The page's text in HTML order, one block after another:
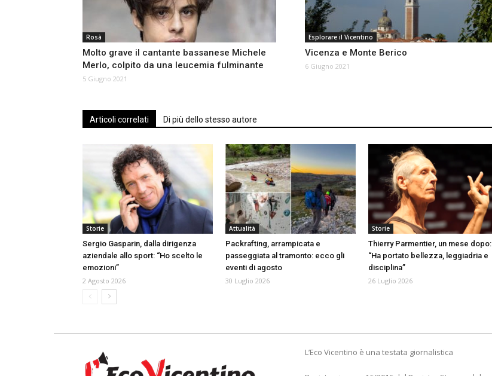
Rosà
Molto grave il cantante bassanese Michele
Merlo, colpito da una leucemia fulminante
5 Giugno 2021
Esplorare il Vicentino
Vicenza e Monte Berico
6 Giugno 2021
Articoli correlati Di più dello stesso autore
Storie
Sergio Gasparin, dalla dirigenza
aziendale allo sport: “Ho scelto le
emozioni”
2 Agosto 2026
Attualità
Packrafting, arrampicata e
passeggiata al tramonto: ecco gli
eventi di agosto
30 Luglio 2026
Storie
Thierry Parmentier, un mese dopo:
“Ha portato bellezza, leggiadria e
disciplina”
26 Luglio 2026
L’Eco Vicentino è una testata giornalistica